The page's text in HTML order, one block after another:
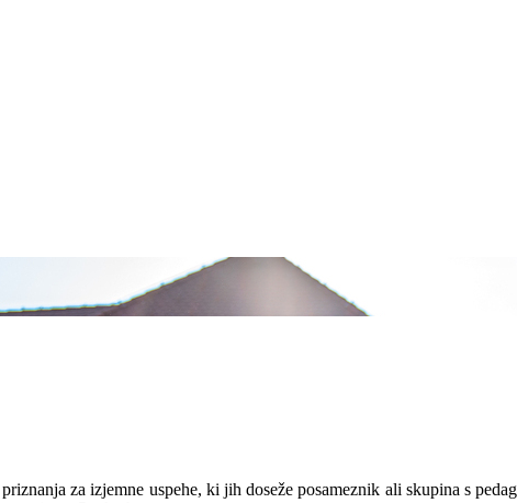
za izjemne uspehe, ki jih doseže posameznik ali skupina s